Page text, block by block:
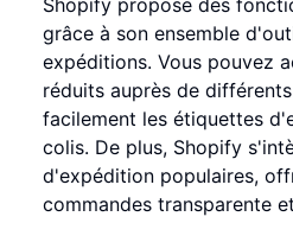
Shopify propose des
grâce à son ensemble
expéditions. Vous pouvez
réduits auprès de
facilement les étiquettes
colis. De plus, Shopify
d'expédition populaires,
commandes transparente